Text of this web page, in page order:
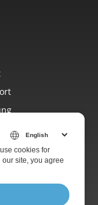
cookies for
site, you agree